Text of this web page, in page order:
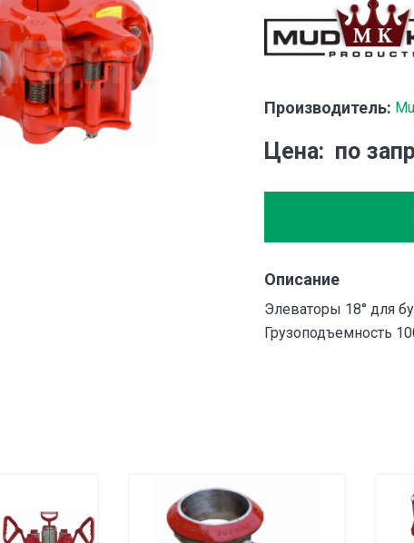
Производитель:
Цена по
Описание
Элеваторы 18° для
Грузоподъемность